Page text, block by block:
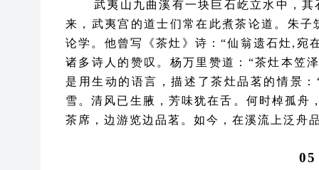
武夷山九曲溪有一块巨石屹立水中，
来，武夷宫的道士们常在此煮茶论道。朱
论学。他曾写《茶灶》诗：“仙翁遗石灶,宛
诸多诗人的赞叹。杨万里赞道：“茶灶本笠
是用生动的语言，描述了茶灶品茗的情景
雪。清风已生腋，芳味犹在舌。何时棹孤舟
茶席，边游览边品茗。如今，在溪流上泛舟
05